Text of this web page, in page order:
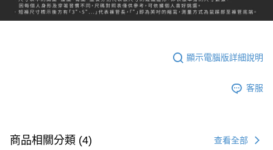
顯示電腦版詳細說明
客服
商品相關分類 (4) 查看全部